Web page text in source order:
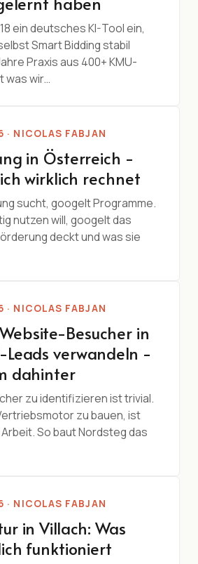
ein deutsches KI-Tool ein,
Smart Bidding stabil
Praxis aus 400+ KMU-
was wir…
· NICOLAS FABJAN
in Österreich -
wirklich rechnet
sucht, googelt Programme.
nutzen will, googelt das
deckt und was sie
· NICOLAS FABJAN
Besucher in
Leads verwandeln -
dahinter
zu identifizieren ist trivial.
zu bauen, ist
So baut Nordsteg das
· NICOLAS FABJAN
in Villach: Was
funktioniert